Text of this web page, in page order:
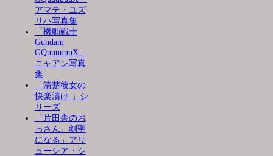
アマテ・ユズ
リハ写真集
「機動戦士
Gundam
GQuuuuuuX」
ニャアン写真
集
「清楚彼女の
快楽漬け 」シ
リーズ
「片田舎のお
っさん、剣聖
になる」アリ
ューシア・シ